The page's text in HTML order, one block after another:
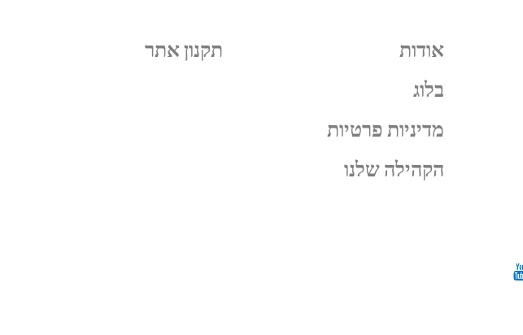
אודות
בלוג
מדיניות פרטיות
הקהילה שלנו
תקנון אתר